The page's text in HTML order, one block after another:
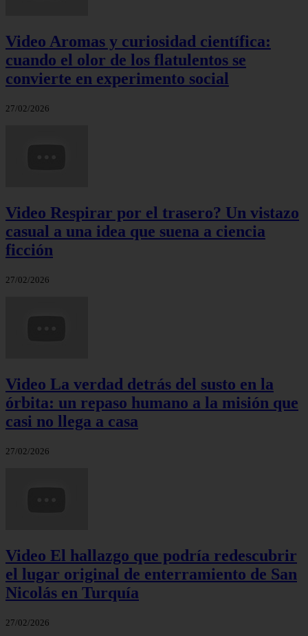
Video Aromas y curiosidad científica:
cuando el olor de los flatulentos se
convierte en experimento social
27/02/2026
Video Respirar por el trasero? Un vistazo
casual a una idea que suena a ciencia
ficción
27/02/2026
Video La verdad detrás del susto en la
órbita: un repaso humano a la misión que
casi no llega a casa
27/02/2026
Video El hallazgo que podría redescubrir
el lugar original de enterramiento de San
Nicolás en Turquía
27/02/2026